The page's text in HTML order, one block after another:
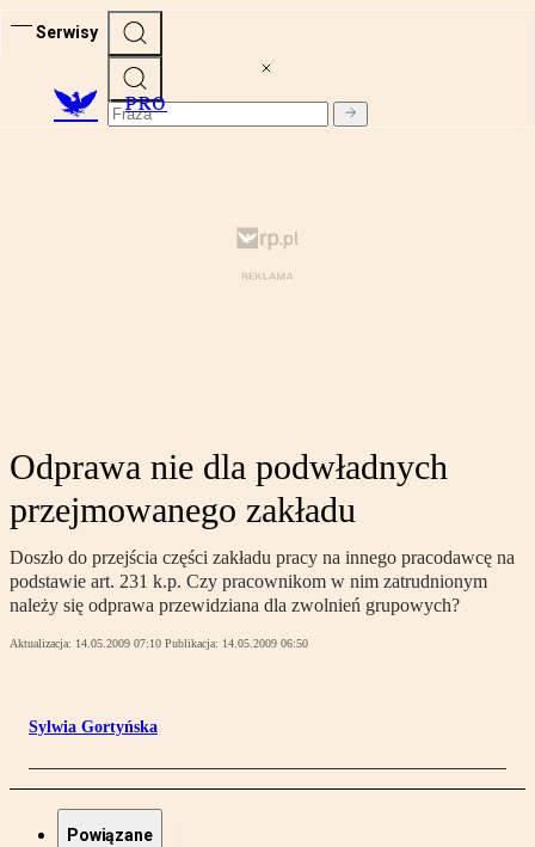
Serwisy
PRO
Odprawa nie dla podwładnych
przejmowanego zakładu
Doszło do przejścia części zakładu pracy na innego pracodawcę na
podstawie art. 231 k.p. Czy pracownikom w nim zatrudnionym
należy się odprawa przewidziana dla zwolnień grupowych?
Aktualizacja: 14.05.2009 07:10 Publikacja: 14.05.2009 06:50
Sylwia Gortyńska
Powiązane